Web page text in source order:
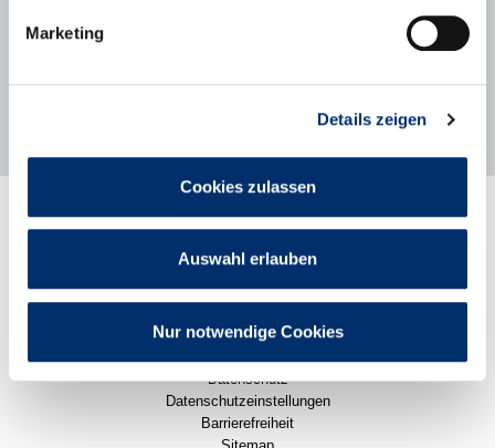
Marketing
Details zeigen
Cookies zulassen
Auswahl erlauben
Nur notwendige Cookies
Rosi Fischer, pädagogische Leitung/ Koordination
Tel.: 089/5589435-13 oder -11
Rathaus
Stadtleben
Politik
Karriere
Pressemitteilungen
Datenschutz
Datenschutzeinstellungen
Barrierefreiheit